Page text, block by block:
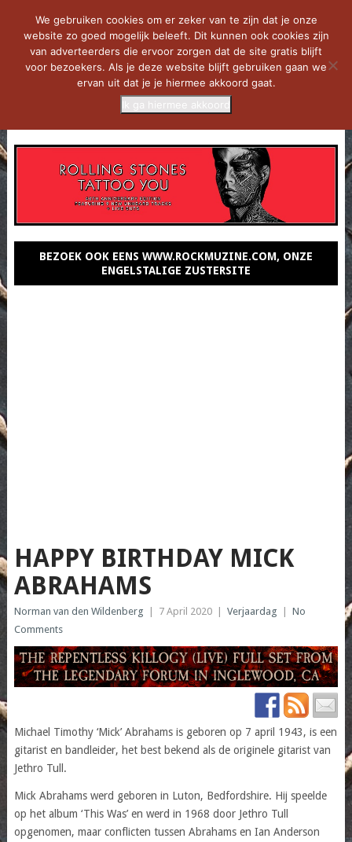
BEZOEK OOK EENS WWW.ROCKMUZINE.COM, ONZE
ENGELSTALIGE ZUSTERSITE
HAPPY BIRTHDAY MICK
ABRAHAMS
Norman van den Wildenberg 7 April 2020 Verjaardag
No
Comments
Michael Timothy ‘Mick’ Abrahams is geboren op 7 april 1943, is een
gitarist en bandleider, het best bekend als de originele gitarist van
Jethro Tull.
Mick Abrahams werd geboren in Luton, Bedfordshire. Hij speelde
op het album ‘This Was’ en werd in 1968 door Jethro Tull
opgenomen, maar conflicten tussen Abrahams en Ian Anderson
We gebruiken cookies om er zeker van te zijn dat je onze
website zo goed mogelijk beleeft. Dit kunnen ook cookies zijn
van adverteerders die ervoor zorgen dat de site gratis blijft
voor bezoekers. Als je deze website blijft gebruiken gaan we
ervan uit dat je je hiermee akkoord gaat.
Ik ga hiermee akkoord